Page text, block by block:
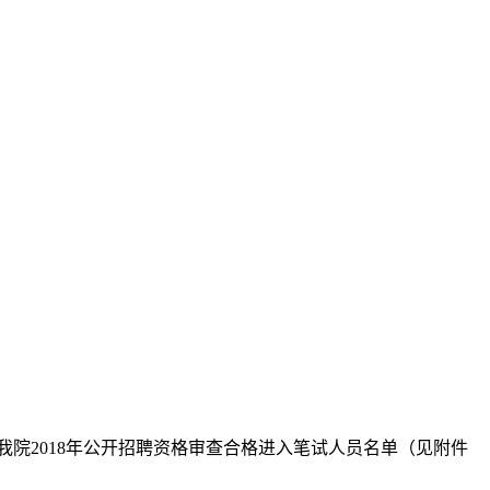
2018年公开招聘资格审查合格进入笔试人员名单（见附件